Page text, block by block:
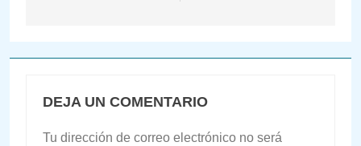
DEJA UN COMENTARIO
Tu dirección de correo electrónico no será